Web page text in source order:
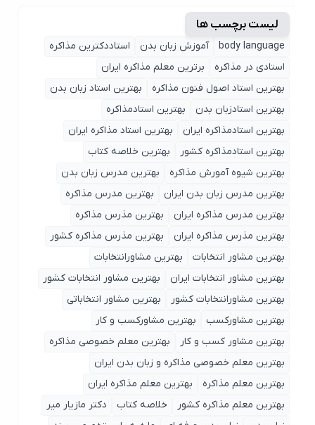
لیست برچسب ها
body language آموزش زبان بدن
استاددکترین مذاکره
استادی در مذاکره
برترین معلم مذاکره ایران
بهترین استاد اصول ‌فنون مذاکره
بهترین استاد زبان بدن
بهترین استادزبان بدن
بهترین استادمذاکره
بهترین استادمذاکره ایران
بهترین استاد مذاکره ایران
بهترین استادمذاکره کشور
بهترین خلاصه کتاب
بهترین شیوه آمورش مذاکره
بهترین مدرس زبان بدن
بهترین مدرس زبان بدن ایران
بهترین مدرس مذاکره
بهترین مدرس مذاکره ایران
بهترین مذرس مذاکره
بهترین مذرس مذاکره ایران
بهترین مذرس مذاکره کشور
بهترین مشاور انتخابات
بهترین مشاورانتخابات
بهترین مشاور انتخابات ایران
بهترین مشاور انتخابات کشور
بهترین مشاورانتخابات کشور
بهترین مشاور انتخاباتی
بهترین مشاورکسب
بهترین مشاورکسب و کار
بهترین مشاور کسب و کار
بهترین معلم خصوصی مذاکره
بهترین معلم خصوصی مذاکره و زبان بدن ایران
بهترین معلم مذاکره
بهترین معلم مذاکره ایران
بهترین معلم مذاکره کشور
خلاصه کتاب
دکتر مازیار میر